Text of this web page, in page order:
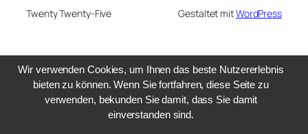
Twenty Twenty-Five Gestaltet mitWordPress
Wir verwenden Cookies, um Ihnen das beste Nutzererlebnis
bieten zu können. Wenn Sie fortfahren, diese Seite zu
verwenden, bekunden Sie damit, dass Sie damit
einverstanden sind.